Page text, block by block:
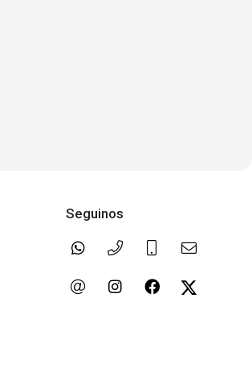
Seguinos